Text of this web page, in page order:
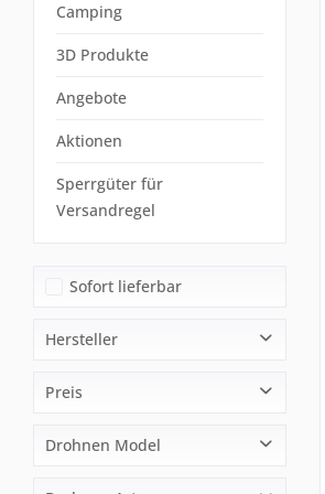
Camping
3D Produkte
Angebote
Aktionen
Sperrgüter für
Versandregel
Sofort lieferbar
Hersteller
DJI
Preis
Drohnen Model